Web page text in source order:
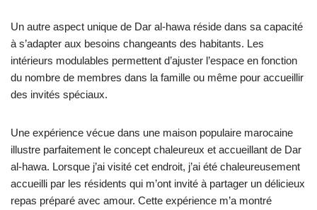
Un autre aspect unique de Dar al-hawa réside dans sa capacité
à s’adapter aux besoins changeants des habitants. Les
intérieurs modulables permettent d’ajuster l’espace en fonction
du nombre de membres dans la famille ou même pour accueillir
des invités spéciaux.
Une expérience vécue dans une maison populaire marocaine
illustre parfaitement le concept chaleureux et accueillant de Dar
al-hawa. Lorsque j’ai visité cet endroit, j’ai été chaleureusement
accueilli par les résidents qui m’ont invité à partager un délicieux
repas préparé avec amour. Cette expérience m’a montré